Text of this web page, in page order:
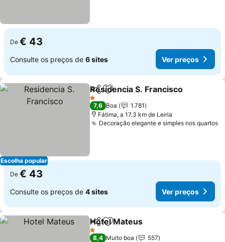
De € 43
Consulte os preços de 6 sites Ver preços
Escolha popular
PartilharAdicionar aos favoritos
Residencia S. Francisco
1 Estrelas
7,6 Boa
1.781
Fátima, a 17.3 km de Leiria
Decoração elegante e simples nos quartos
De € 43
Consulte os preços de 4 sites Ver preços
PartilharAdicionar aos favoritos
Hotel Mateus
1 Estrelas
8,4 Muito boa
557